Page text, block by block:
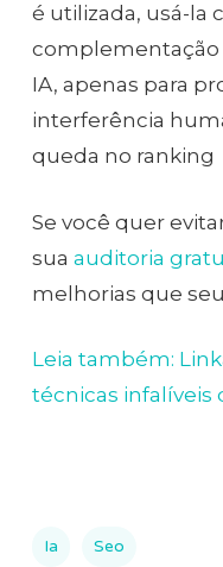
é utilizada, usá-la
complementação
IA, apenas para
interferência
queda no ranking
Se você quer
sua auditoria
melhorias que
Leia também:
técnicas infalíveis
Ia Seo